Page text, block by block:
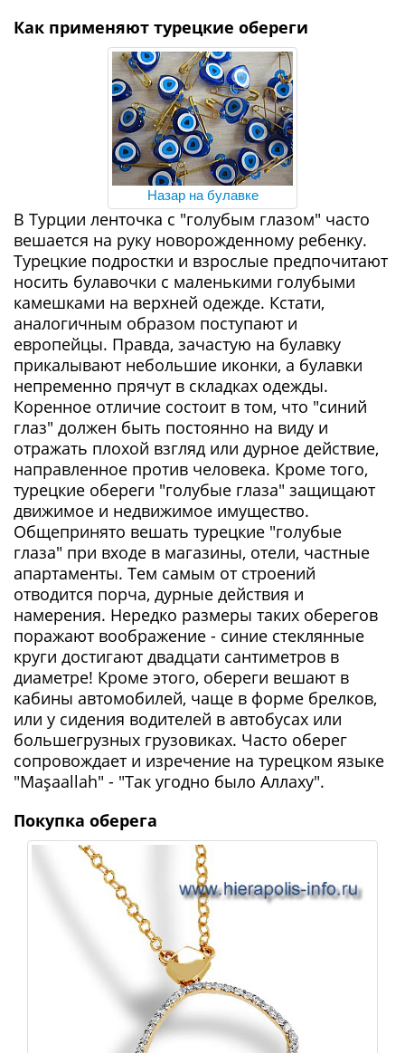
Как применяют турецкие обереги
Назар на булавке
В Турции ленточка с "голубым глазом" часто
вешается на руку новорожденному ребенку.
Турецкие подростки и взрослые предпочитают
носить булавочки с маленькими голубыми
камешками на верхней одежде. Кстати,
аналогичным образом поступают и
европейцы. Правда, зачастую на булавку
прикалывают небольшие иконки, а булавки
непременно прячут в складках одежды.
Коренное отличие состоит в том, что "синий
глаз" должен быть постоянно на виду и
отражать плохой взгляд или дурное действие,
направленное против человека. Кроме того,
турецкие обереги "голубые глаза" защищают
движимое и недвижимое имущество.
Общепринято вешать турецкие "голубые
глаза" при входе в магазины, отели, частные
апартаменты. Тем самым от строений
отводится порча, дурные действия и
намерения. Нередко размеры таких оберегов
поражают воображение - синие стеклянные
круги достигают двадцати сантиметров в
диаметре! Кроме этого, обереги вешают в
кабины автомобилей, чаще в форме брелков,
или у сидения водителей в автобусах или
большегрузных грузовиках. Часто оберег
сопровождает и изречение на турецком языке
"Maşaallah" - "Так угодно было Аллаху".
Покупка оберега